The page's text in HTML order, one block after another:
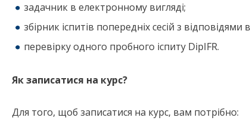
задачник в електронному вигляді;
збірник іспитів попередніх сесій з
перевірку одного пробного іспиту DipIFR.
Як записатися на курс?
Для того, щоб записатися на курс, вам потрібно: